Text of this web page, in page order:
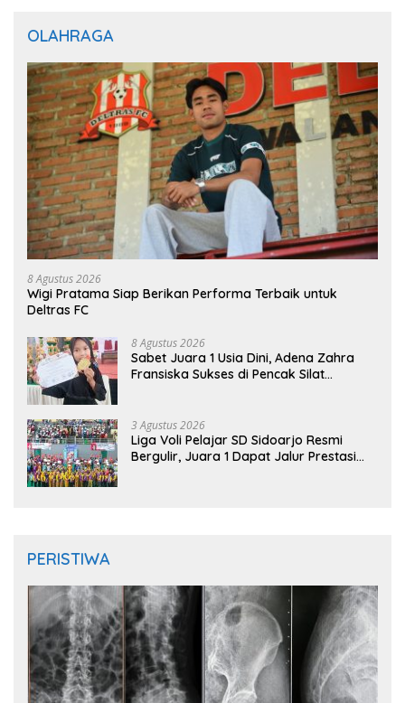
OLAHRAGA
8 Agustus 2026
Wigi Pratama Siap Berikan Performa Terbaik untuk
Deltras FC
8 Agustus 2026
Sabet Juara 1 Usia Dini, Adena Zahra
Fransiska Sukses di Pencak Silat
3 Agustus 2026
Liga Voli Pelajar SD Sidoarjo Resmi
Bergulir, Juara 1 Dapat Jalur Prestasi
PERISTIWA